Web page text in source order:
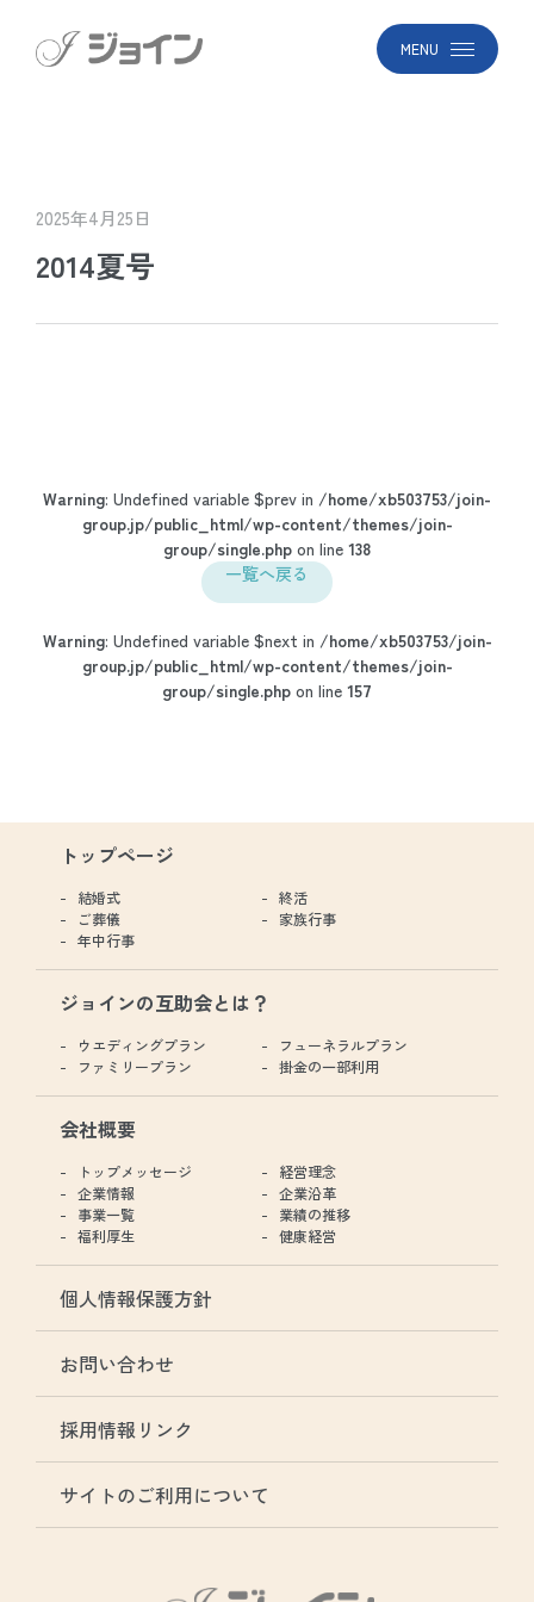
MENU
2025年4月25日
2014夏号
Warning: Undefined variable $prev in /home/xb503753/join-
group.jp/public_html/wp-content/themes/join-
group/single.php on line 138
一覧へ戻る
Warning: Undefined variable $next in /home/xb503753/join-
group.jp/public_html/wp-content/themes/join-
group/single.php on line 157
トップページ
結婚式
終活
ご葬儀
家族行事
年中行事
ジョインの互助会とは？
ウエディングプラン
フューネラルプラン
ファミリープラン
掛金の一部利用
会社概要
トップメッセージ
経営理念
企業情報
企業沿革
事業一覧
業績の推移
福利厚生
健康経営
個人情報保護方針
お問い合わせ
採用情報リンク
サイトのご利用について